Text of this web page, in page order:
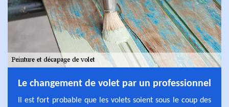
Le changement de volet par un professionnel
Il est fort probable que les volets soient sous le coup des